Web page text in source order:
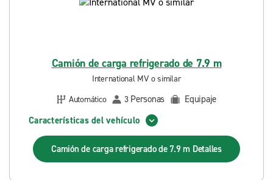
Camión de carga refrigerado de 7.9 m
International MV o similar
Automático
3 Personas
Equipaje
Características del vehículo
Camión de carga refrigerado de 7.9 m Detalles